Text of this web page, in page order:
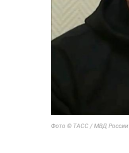
Фото © ТАСС / МВД России